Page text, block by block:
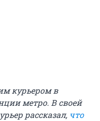
курьером в
метро. В своей
рассказал, что